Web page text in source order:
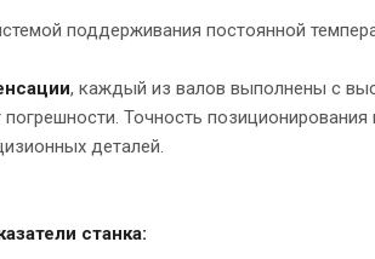
поддерживания постоянной
, каждый из валов выполнены с
Точность
деталей.
станка: